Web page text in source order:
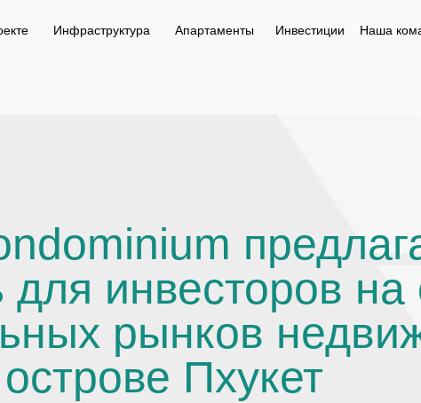
Инвестиции Наша
Инфраструктура Апартаменты
Апартаменты Инвестиции Команда
для инвесторов
рынков
Пхукет